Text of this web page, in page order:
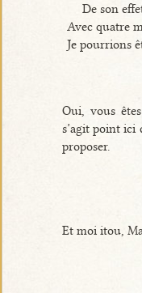
De son
Avec quatre
Je pourrions
Oui, vous
s’agit point ici
proposer.
Et moi itou,